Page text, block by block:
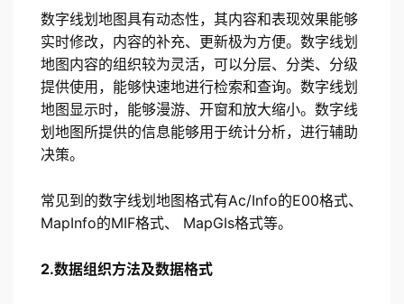
数字线划地图具有动态性，其内容和表现效果能够
实时修改，内容的补充、更新极为方便。数字线划
地图内容的组织较为灵活，可以分层、分类、分级
提供使用，能够快速地进行检索和查询。数字线划
地图显示时，能够漫游、开窗和放大缩小。数字线
划地图所提供的信息能够用于统计分析，进行辅助
决策。
常见到的数字线划地图格式有Ac/Info的E00格式、
MapInfo的MIF格式、 MapGIs格式等。
2.数据组织方法及数据格式